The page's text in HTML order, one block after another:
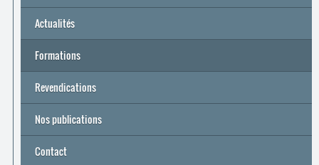
Actualités
Formations
Archives
Université de printemps 2026
Revendications
Nos publications
Contact